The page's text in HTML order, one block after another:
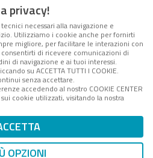
telematica iscritta
del Tribunale di Roma -
2008 - Direttore resp. Michela
soggetta a Direzione e
Digital360 S.p.A. - FPA s.r.l.
per il sistema di management
n. 10693191008 - R.E.A. Roma
ISP AWS
del sito
privacy!
necessari alla navigazione e
Utilizziamo i cookie anche per fornirti
migliore, per facilitare le interazioni con
di ricevere comunicazioni di
di navigazione e ai tuoi interessi.
su ACCETTA TUTTI I COOKIE.
senza accettare.
accedendo al nostro COOKIE CENTER
cookie utilizzati, visitando la nostra
OPZIONI